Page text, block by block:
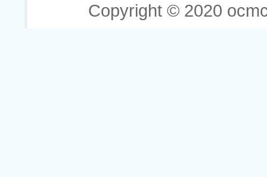
Copyright © 2020